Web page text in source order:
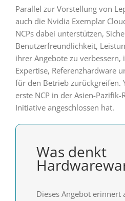
Parallel zur Vorstellung von
auch die Nvidia Exemplar
NCPs dabei unterstützen,
Benutzerfreundlichkeit,
ihrer Angebote zu
Expertise, Referenzhardware
für den Betrieb zurückgreifen.
erste NCP in der Asien-
Initiative angeschlossen hat.
Was denkt
Dieses Angebot erinnert